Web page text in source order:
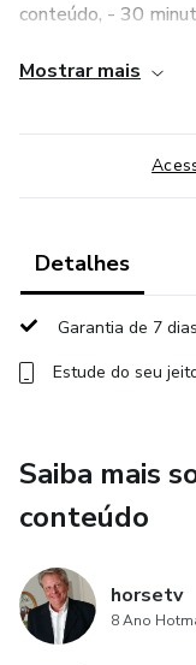
conteúdo, - 30
Mostrar mais
Detalhes
Garantia de 7 dias
Estude do seu
Saiba mais
conteúdo
horsetv
8 Ano